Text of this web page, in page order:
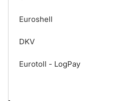
Euroshell
DKV
Eurotoll - LogPay